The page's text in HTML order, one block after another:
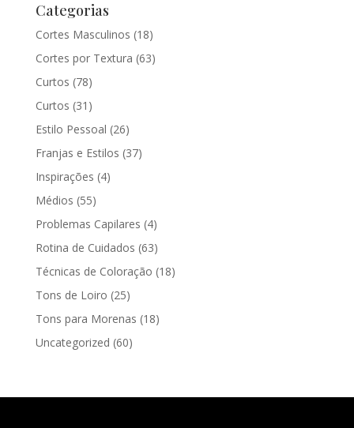
Categorias
Cortes Masculinos (18)
Cortes por Textura (63)
Curtos (78)
Curtos (31)
Estilo Pessoal (26)
Franjas e Estilos (37)
Inspirações (4)
Médios (55)
Problemas Capilares (4)
Rotina de Cuidados (63)
Técnicas de Coloração (18)
Tons de Loiro (25)
Tons para Morenas (18)
Uncategorized (60)